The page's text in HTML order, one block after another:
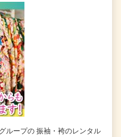
ループの 振袖・袴のレンタル